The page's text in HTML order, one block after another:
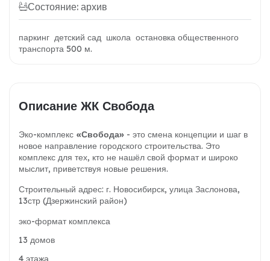
Состояние: архив
паркинг детский сад школа остановка общественного
транспорта 500 м.
Описание ЖК Свобода
Эко-комплекс «Свобода» - это смена концепции и шаг в
новое направление городского строительства. Это
комплекс для тех, кто не нашёл свой формат и широко
мыслит, приветствуя новые решения.
Строительный адрес: г. Новосибирск, улица Заслонова,
13стр (Дзержинский район)
эко-формат комплекса
13 домов
4 этажа